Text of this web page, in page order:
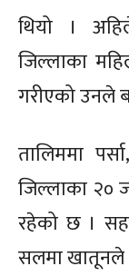
थियो ।
जिल्लाका
गरीएको उनले
तालिममा
जिल्लाका २०
रहेको छ ।
सलमा खातूनले